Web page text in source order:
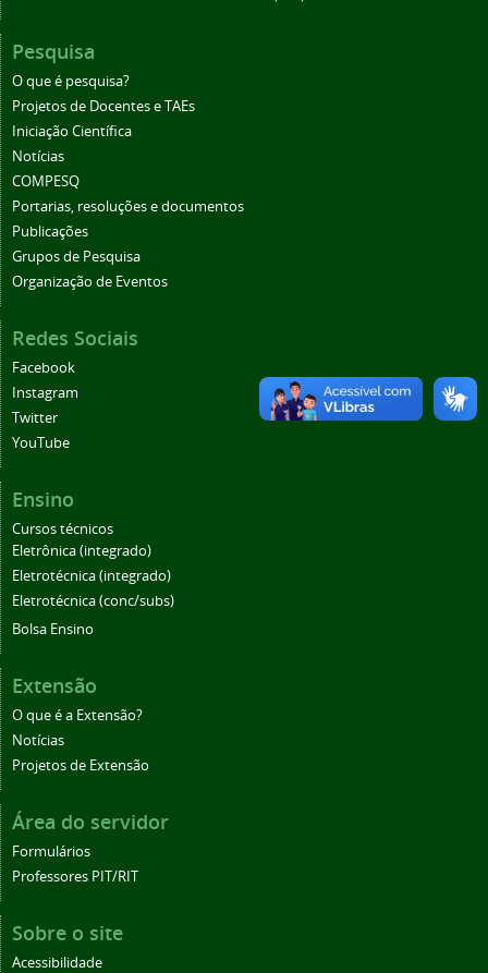
Pesquisa
O que é pesquisa?
Projetos de Docentes e TAEs
Iniciação Científica
Notícias
COMPESQ
Portarias, resoluções e documentos
Publicações
Grupos de Pesquisa
Organização de Eventos
Redes Sociais
Facebook
Instagram
Twitter
YouTube
Ensino
Cursos técnicos
Eletrônica (integrado)
Eletrotécnica (integrado)
Eletrotécnica (conc/subs)
Bolsa Ensino
Extensão
O que é a Extensão?
Notícias
Projetos de Extensão
Área do servidor
Formulários
Professores PIT/RIT
Sobre o site
Acessibilidade